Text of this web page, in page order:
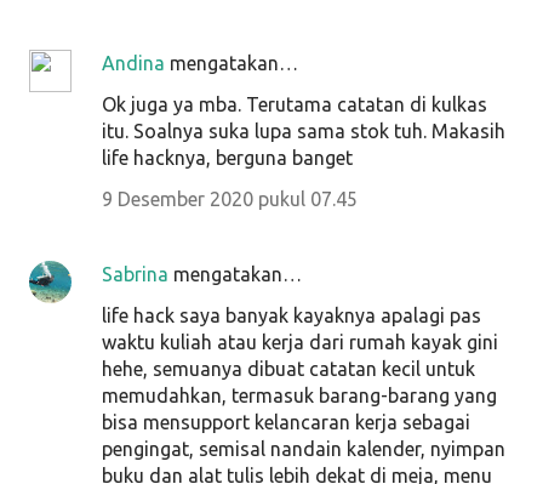
Andina mengatakan…
Ok juga ya mba. Terutama catatan di kulkas
itu. Soalnya suka lupa sama stok tuh. Makasih
life hacknya, berguna banget
9 Desember 2020 pukul 07.45
Sabrina mengatakan…
life hack saya banyak kayaknya apalagi pas
waktu kuliah atau kerja dari rumah kayak gini
hehe, semuanya dibuat catatan kecil untuk
memudahkan, termasuk barang-barang yang
bisa mensupport kelancaran kerja sebagai
pengingat, semisal nandain kalender, nyimpan
buku dan alat tulis lebih dekat di meja, menu